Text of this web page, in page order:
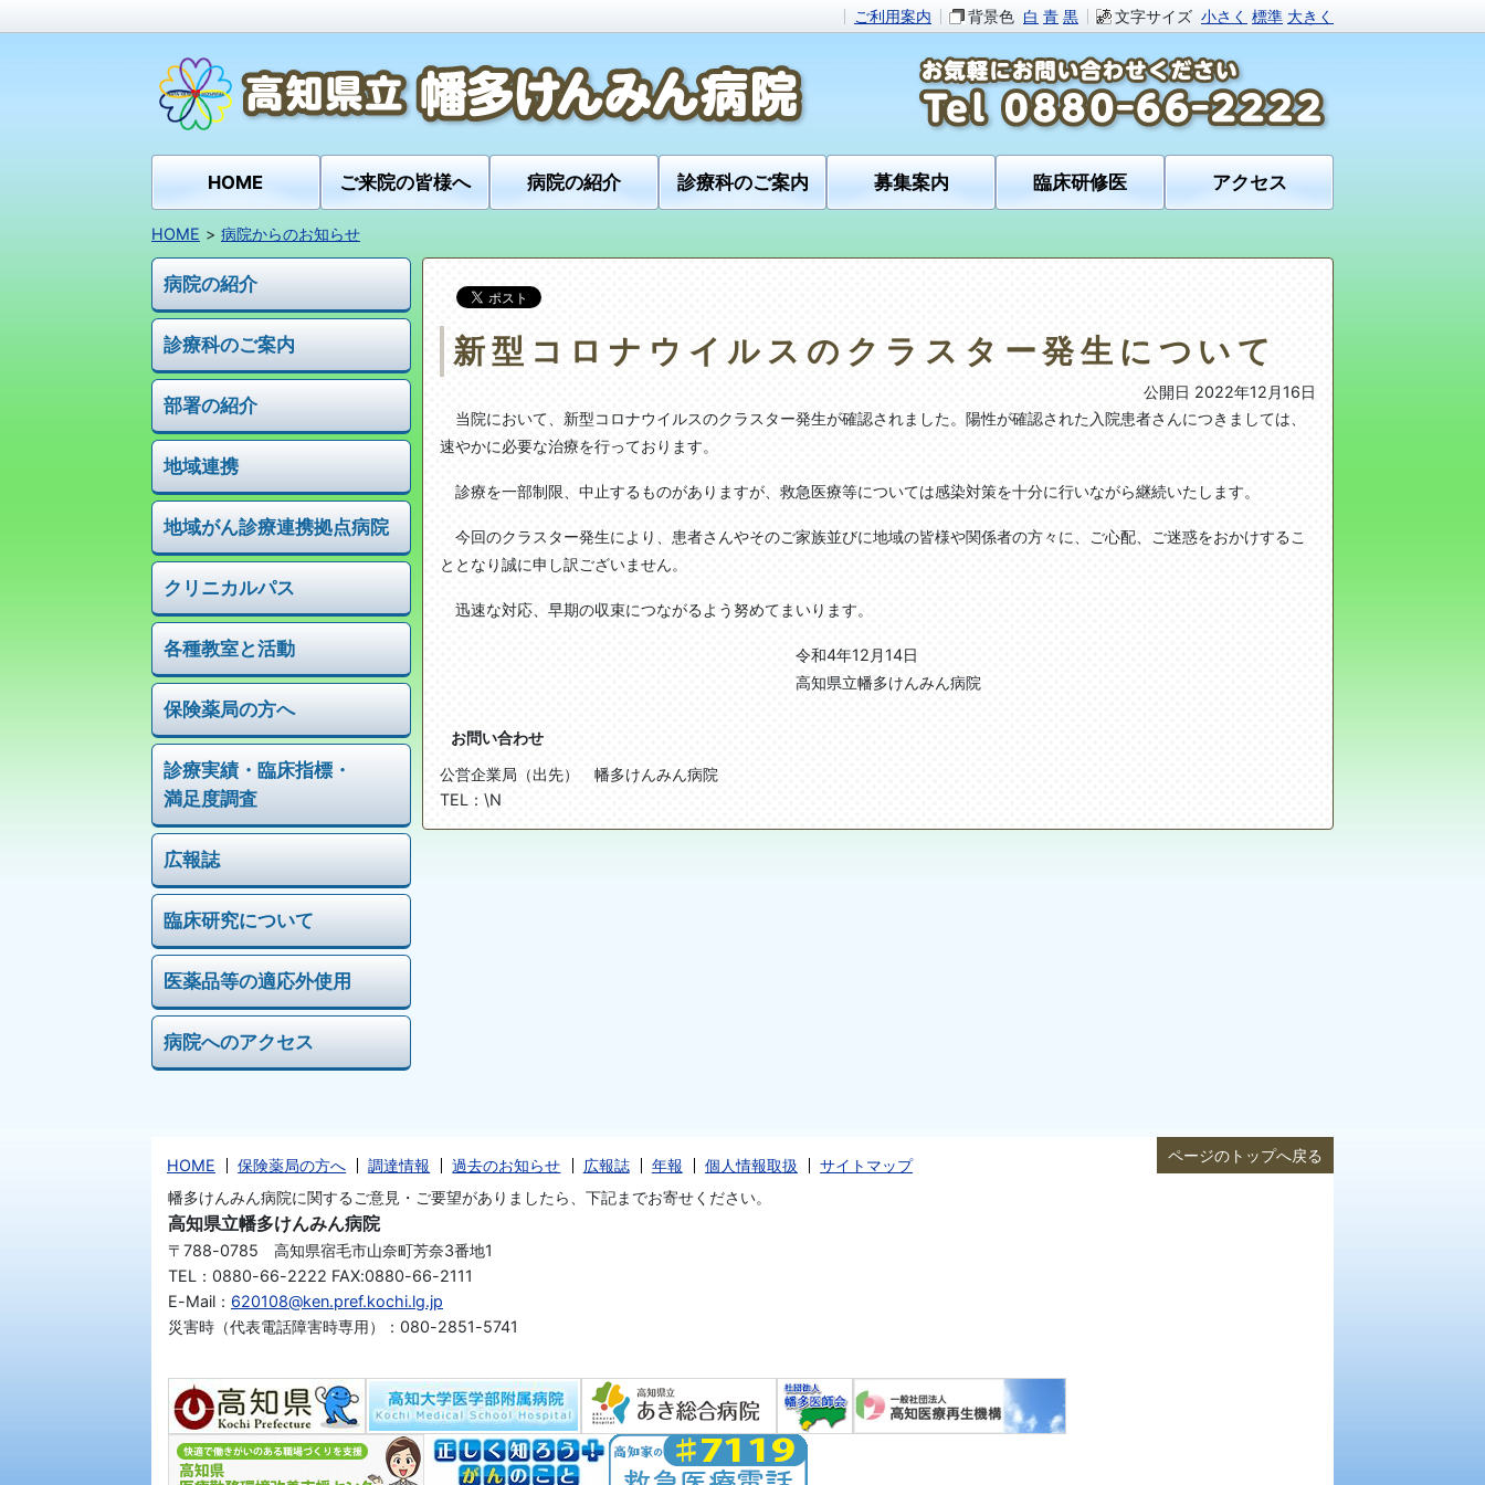
ご利用案内 背景色 白 青 黒 文字サイズ 小さく 標準 大きく
HOME ご来院の皆様へ 病院の紹介 診療科のご案内 募集案内 臨床研修医 アクセス
HOME 病院からのお知らせ
病院の紹介
診療科のご案内
部署の紹介
地域連携
地域がん診療連携拠点病院
クリニカルパス
各種教室と活動
保険薬局の方へ
診療実績・ 臨床指標・
満足度調査
広報誌
臨床研究について
医薬品等の適応外使用
病院へのアクセス
新型コロナウイルスのクラスター発生について
公開日 2022年12月16日
当院において、新型コロナウイルスのクラスター発生が確認されました。陽性が確認された入院患者さんにつきましては、
速やかに必要な治療を行っております。
診療を一部制限、中止するものがありますが、救急医療等については感染対策を十分に行いながら継続いたします。
今回のクラスター発生により、患者さんやそのご家族並びに地域の皆様や関係者の方々に、ご心配、ご迷惑をおかけするこ
ととなり誠に申し訳ございません。
迅速な対応、早期の収束につながるよう努めてまいります。
令和4年12月14日
高知県立幡多けんみん病院
お問い合わせ
公営企業局（出先） 幡多けんみん病院
TEL ：\N
ページのトップへ戻る
HOME 保険薬局の方へ 調達情報 過去のお知らせ 広報誌 年報 個人情報取扱
サイトマップ
幡多けんみん病院に関するご意見・ご要望がありましたら、下記までお寄せください。
高知県立幡多けんみん病院
〒788-0785 高知県宿毛市山奈町芳奈3番地1
TEL：0880-66-2222 FAX:0880-66-2111
E-Mail： 620108@ken.pref.kochi.lg.jp
災害時（代表電話障害時専用）：080-2851-5741